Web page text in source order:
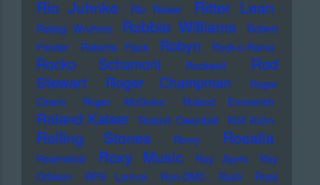
Rio Juhnke Rio Reiser Ritter Lean
Robag Wruhme Robbie Williams
Robert
Forster
Roberta Flack Robyn Rock-o-Rama
Rocko Schamoni Rockwell
Rod
Stewart
Roger Champman
Roger
Cicero
Roger McGuinn Roland Emmerich
Roland Kaiser Roland Owsnitzki Rolf Kühn
Rolling Stones Romy Rosalia
Rosenstolz Roxy Music Roy Ayers
Roy
Orbison
RPS Lanrue Run-DMC Rush
Russ